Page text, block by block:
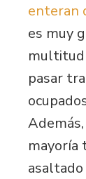
enteran
es muy
multitud
pasar
mayoría